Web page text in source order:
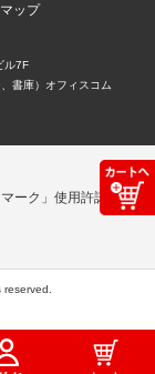
ップ
ル7F
書庫）オフィスコム
ーク」使用許諾事
reserved.